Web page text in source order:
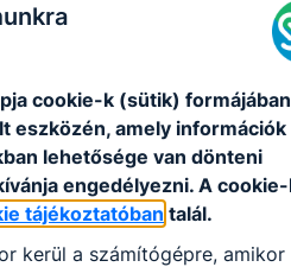
cookie-k (sütik) formájában
eszközén, amely információk
lehetősége van dönteni
engedélyezni. A
tájékoztatóban talál.
kerül a számítógépre, amikor